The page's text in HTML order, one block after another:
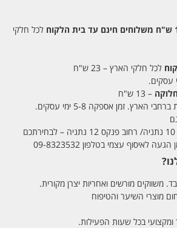
משלוחים חינם עד בית הלקוח לכל חלקי
לכל חלקי הארץ – 23 ש"ח
– 13 ש"ח
לאיסוף עצמי בטלפון 09-8323532
משווקים מורשים ואחריות יצרן מקורית.
ומקצועי בכל שעות הפעילות.